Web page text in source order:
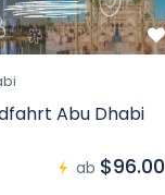
Abu Dhabi
ab $96.00